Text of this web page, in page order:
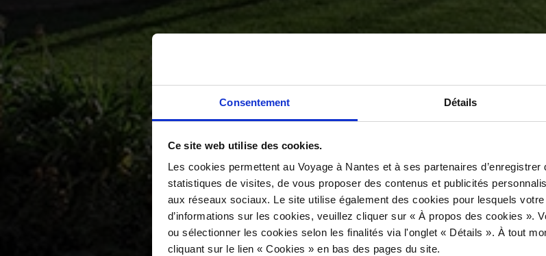
Consentement Détails
Ce site web utilise des cookies.
Les cookies permettent au Voyage à Nantes et à ses partenaires
statistiques de visites, de vous proposer des contenus et publicités
aux réseaux sociaux. Le site utilise également des cookies pour lesquels
d’informations sur les cookies, veuillez cliquer sur « À propos des cookies ».
ou sélectionner les cookies selon les finalités via l'onglet « Détails ». À tout
cliquant sur le lien « Cookies » en bas des pages du site.